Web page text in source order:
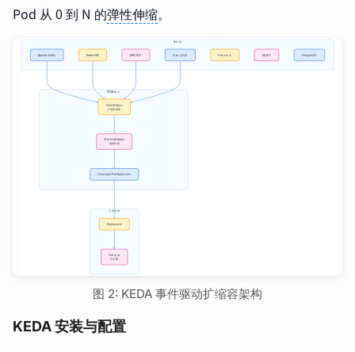
Pod 从 0 到 N 的弹性伸缩。
图 2: KEDA 事件驱动扩缩容架构
KEDA 安装与配置